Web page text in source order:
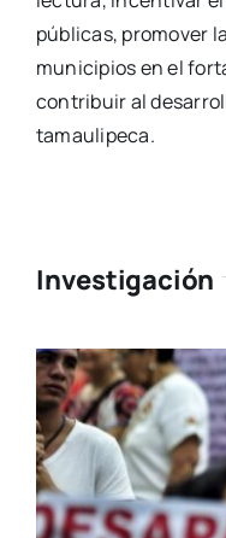
públicas, promover
municipios en el
contribuir al
tamaulipeca.
Investigación